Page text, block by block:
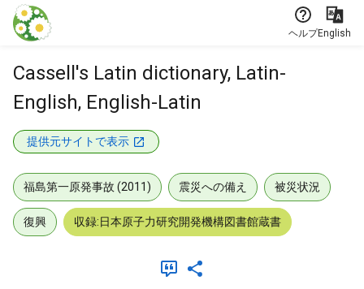
本文に飛ぶ
ヘルプEnglish
Cassell's Latin dictionary, Latin-
English, English-Latin
提供元サイトで表示
福島第一原発事故 (2011) 震災への備え 被災状況
復興 収録:日本原子力研究開発機構図書館蔵書